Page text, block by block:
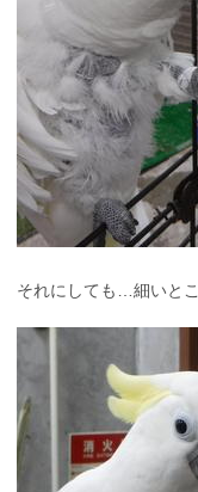
それにしても…細いと